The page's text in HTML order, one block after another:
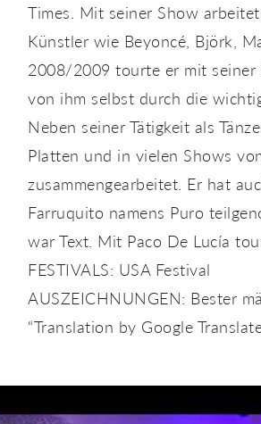
Times. Mit seiner Show
Künstler wie Beyoncé, Björk,
2008/2009 tourte er mit seiner
von ihm selbst durch die
Neben seiner Tätigkeit als
Platten und in vielen Shows
zusammengearbeitet. Er hat
Farruquito namens Puro
war Text. Mit Paco De Lucía
FESTIVALS: USA Festival
AUSZEICHNUNGEN: Bester
“Translation by Google